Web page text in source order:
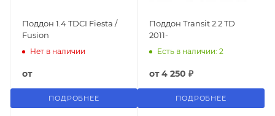
Поддон 1.4 TDCI Fiesta /
Fusion
Нет в наличии
от
ПОДРОБНЕЕ
Поддон Transit 2.2 TD
2011-
Есть в наличии: 2
от4 250 ₽
ПОДРОБНЕЕ